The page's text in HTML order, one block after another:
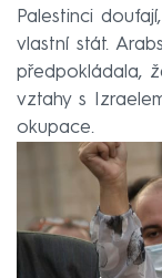
Palestinci
vlastní stát.
předpokládala,
vztahy s
okupace.